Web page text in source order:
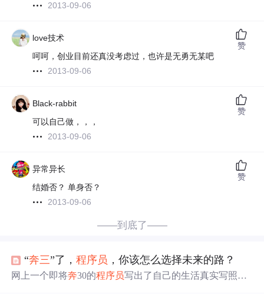
2013-09-06
love技术
呵呵，创业目前还真没考虑过，也许是无勇无某吧
2013-09-06
赞
Black-rabbit
可以自己做，，，
2013-09-06
赞
异常异长
结婚否？ 单身否？
2013-09-06
赞
——到底了——
“奔三”了，程序员 ，你该怎么选择未来的路？
网上一个即将奔30的程序员写出了自己的生活真实写照：